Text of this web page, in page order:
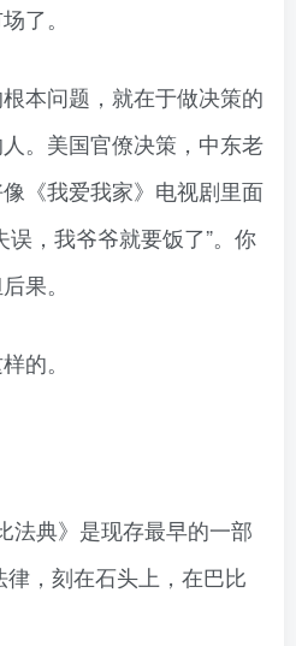
了。
本问题，就在于做决策的
。美国官僚决策，中东老
《我爱我家》电视剧里面
误，我爷爷就要饭了”。你
果。
的。
法典》是现存最早的一部
，刻在石头上，在巴比